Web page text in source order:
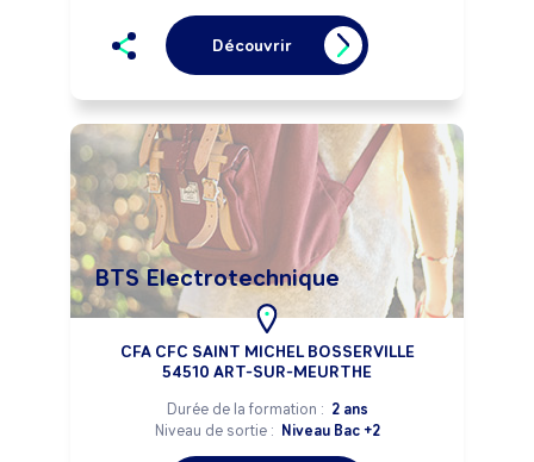
Découvrir
BTS Electrotechnique
CFA CFC SAINT MICHEL BOSSERVILLE
54510 ART-SUR-MEURTHE
Durée de la formation : 2 ans
Niveau de sortie : Niveau Bac +2